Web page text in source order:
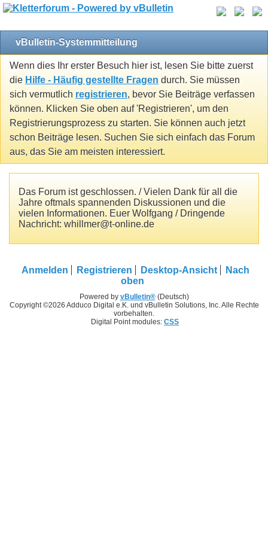
vBulletin-Systemmitteilung
Wenn dies Ihr erster Besuch hier ist, lesen Sie bitte zuerst
die Hilfe - Häufig gestellte Fragen durch. Sie müssen
sich vermutlich registrieren, bevor Sie Beiträge verfassen
können. Klicken Sie oben auf 'Registrieren', um den
Registrierungsprozess zu starten. Sie können auch jetzt
schon Beiträge lesen. Suchen Sie sich einfach das Forum
aus, das Sie am meisten interessiert.
Das Forum ist geschlossen. / Vielen Dank für all die
Jahre oftmals spannenden Diskussionen und die
vielen Informationen. Euer Wolfgang / Dringende
Nachricht: whillmer@t-online.de
Anmelden Registrieren Desktop-Ansicht
Nach
oben
Powered by vBulletin®(Deutsch)
Copyright ©2026 Adduco Digital e.K. und vBulletin Solutions, Inc. Alle Rechte
vorbehalten.
Digital Point modules: CSS